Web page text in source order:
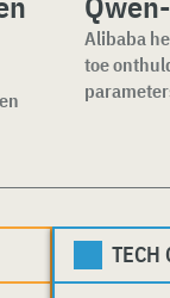
Alibaba
toe
TECH